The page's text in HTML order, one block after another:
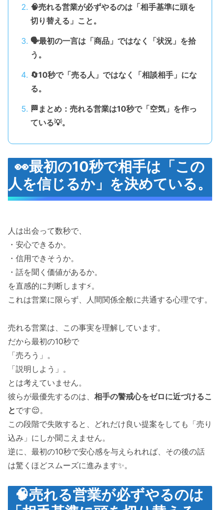
🧠売れる営業が必ずやるのは「相手基準に頭を
切り替える」こと。
🗣️最初の一言は「商品」ではなく「状況」を拾
う。
🔄10秒で「売る人」ではなく「相談相手」にな
る。
🏁まとめ：売れる営業は10秒で「空気」を作っ
ている💡。
👀最初の10秒で相手は「この
人を信じるか」を決めている。
人は出会って数秒で、
・安心できるか。
・信用できそうか。
・話を聞く価値があるか。
を直感的に判断します⚡。
これは営業に限らず、人間関係全般に共通する心理です。
売れる営業は、この事実を理解しています。
だから最初の10秒で
「売ろう」。
「説明しよう」。
とは考えていません。
彼らが最優先するのは、 相手の警戒心をゼロに近づけるこ
とです😌。
この段階で失敗すると、どれだけ良い提案をしても「売り
込み」にしか聞こえません。
逆に、最初の10秒で安心感を与えられれば、その後の話
は驚くほどスムーズに進みます✨。
🧠売れる営業が必ずやるのは